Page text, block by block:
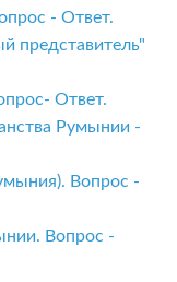
- Ответ.
представитель"
Ответ.
Румынии -
Вопрос -
Вопрос -